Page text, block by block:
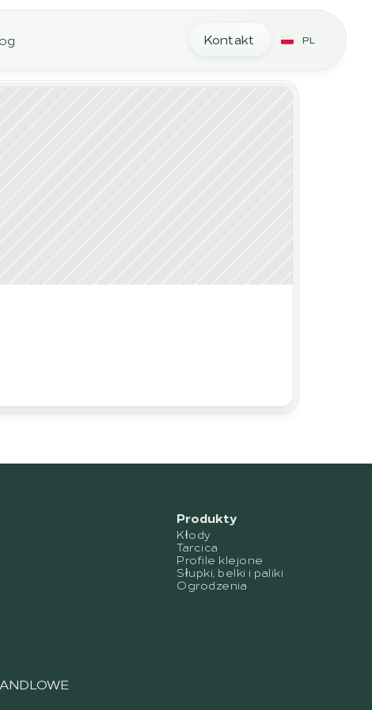
Kontakt PL
Produkty
Kłody
Tarcica
Profile klejone
Słupki, belki i paliki
Ogrodzenia